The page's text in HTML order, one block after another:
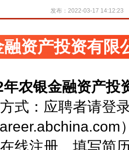
发布：2022-03-17 14:12:23
融资产投资有限
年农银金融资产投
式：应聘者请登
线注册、填写简